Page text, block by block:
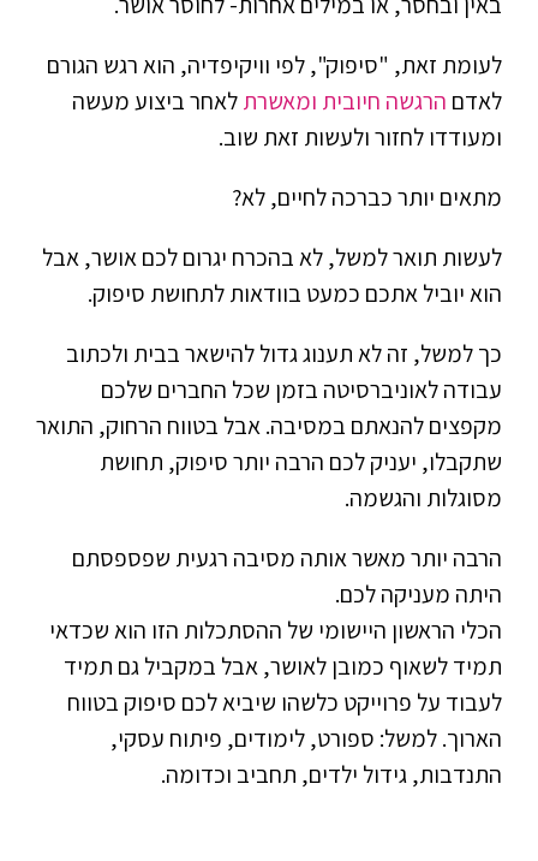
לעומת זאת, "סיפוק", לפי וויקיפדיה, הוא רגש הגורם
לאדם הרגשה חיובית ומאשרתלאחר ביצוע מעשה
ומעודדו לחזור ולעשות זאת שוב.
מתאים יותר כברכה לחיים, לא?
לעשות תואר למשל, לא בהכרח יגרום לכם אושר, אבל
הוא יוביל אתכם כמעט בוודאות לתחושת סיפוק.
כך למשל, זה לא תענוג גדול להישאר בבית ולכתוב
עבודה לאוניברסיטה בזמן שכל החברים שלכם
מקפצים להנאתם במסיבה. אבל בטווח הרחוק, התואר
שתקבלו, יעניק לכם הרבה יותר סיפוק, תחושת
מסוגלות והגשמה.
הרבה יותר מאשר אותה מסיבה רגעית שפספסתם
היתה מעניקה לכם.
הכלי הראשון היישומי של ההסתכלות הזו הוא שכדאי
תמיד לשאוף כמובן לאושר, אבל במקביל גם תמיד
לעבוד על פרוייקט כלשהו שיביא לכם סיפוק בטווח
הארוך. למשל: ספורט, לימודים, פיתוח עסקי,
התנדבות, גידול ילדים, תחביב וכדומה.